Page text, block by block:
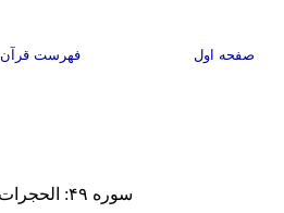
صفحه اول فهرست قرآن
سوره ۴۹: الحجرات - جزء ۲۶ - ترجمه فولادوند